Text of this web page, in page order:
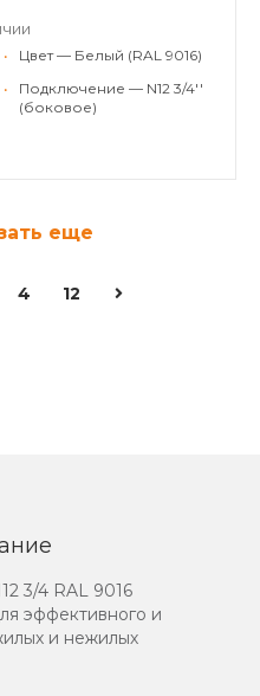
•
Цвет — Белый (RAL 9016)
•
Подключение — N12 3/4''
(боковое)
еще
4 12
3/4 RAL 9016
эффективного и
и нежилых